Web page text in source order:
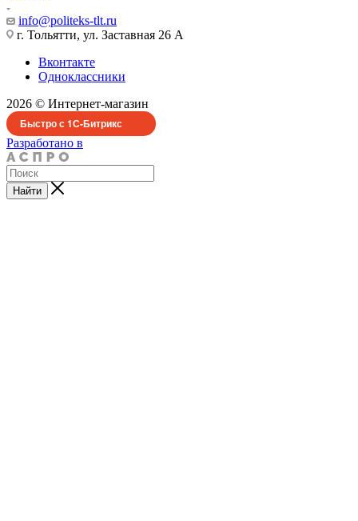
info@politeks-tlt.ru
г. Тольятти, ул. Заставная 26 А
Вконтакте
Одноклассники
2026 © Интернет-магазин
Быстро с 1С-Битрикс
Разработано в
Найти